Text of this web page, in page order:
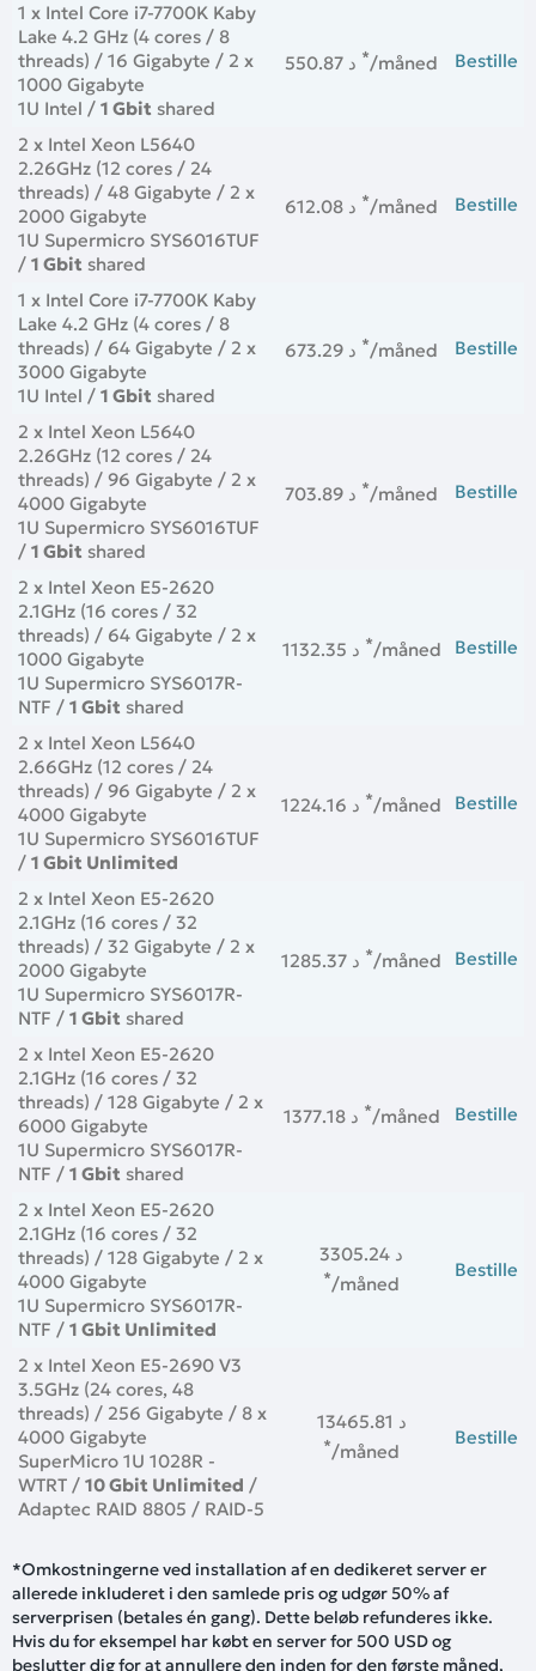
1 x Intel Core i7-7700K Kaby
Lake 4.2 GHz (4 cores / 8
threads) / 16 Gigabyte / 2 x
1000 Gigabyte
1U Intel / 1 Gbit shared
550.87 د */måned Bestille
2 x Intel Xeon L5640
2.26GHz (12 cores / 24
threads) / 48 Gigabyte / 2 x
2000 Gigabyte
1U Supermicro SYS6016TUF
/ 1 Gbit shared
612.08 د */måned Bestille
1 x Intel Core i7-7700K Kaby
Lake 4.2 GHz (4 cores / 8
threads) / 64 Gigabyte / 2 x
3000 Gigabyte
1U Intel / 1 Gbit shared
673.29 د */måned Bestille
2 x Intel Xeon L5640
2.26GHz (12 cores / 24
threads) / 96 Gigabyte / 2 x
4000 Gigabyte
1U Supermicro SYS6016TUF
/ 1 Gbit shared
703.89 د */måned Bestille
2 x Intel Xeon E5-2620
2.1GHz (16 cores / 32
threads) / 64 Gigabyte / 2 x
1000 Gigabyte
1U Supermicro SYS6017R-
NTF / 1 Gbit shared
1132.35 د */måned Bestille
2 x Intel Xeon L5640
2.66GHz (12 cores / 24
threads) / 96 Gigabyte / 2 x
4000 Gigabyte
1U Supermicro SYS6016TUF
/ 1 Gbit Unlimited
1224.16 د */måned Bestille
2 x Intel Xeon E5-2620
2.1GHz (16 cores / 32
threads) / 32 Gigabyte / 2 x
2000 Gigabyte
1U Supermicro SYS6017R-
NTF / 1 Gbit shared
1285.37 د */måned Bestille
2 x Intel Xeon E5-2620
2.1GHz (16 cores / 32
threads) / 128 Gigabyte / 2 x
6000 Gigabyte
1U Supermicro SYS6017R-
NTF / 1 Gbit shared
1377.18 د */måned Bestille
2 x Intel Xeon E5-2620
2.1GHz (16 cores / 32
threads) / 128 Gigabyte / 2 x
4000 Gigabyte
1U Supermicro SYS6017R-
NTF / 1 Gbit Unlimited
3305.24 د
*/måned
Bestille
2 x Intel Xeon E5-2690 V3
3.5GHz (24 cores, 48
threads) / 256 Gigabyte / 8 x
4000 Gigabyte
SuperMicro 1U 1028R -
WTRT / 10 Gbit Unlimited /
Adaptec RAID 8805 / RAID-5
13465.81 د
*/måned
Bestille
*Omkostningerne ved installation af en dedikeret server er
allerede inkluderet i den samlede pris og udgør 50% af
serverprisen (betales én gang). Dette beløb refunderes ikke.
Hvis du for eksempel har købt en server for 500 USD og
beslutter dig for at annullere den inden for den første måned,